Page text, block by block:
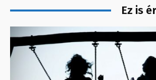
Ez is